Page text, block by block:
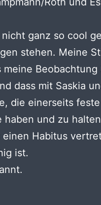
ganz so cool
stehen. Meine
meine
dass mit Saskia
die einerseits
haben und zu
einen Habitus
ist.